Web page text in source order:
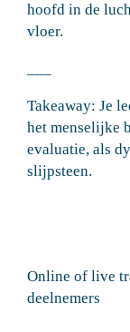
hoofd in de
vloer.
Takeaway: Je
het menselijke
evaluatie, als
slijpsteen.
Online of live
deelnemers